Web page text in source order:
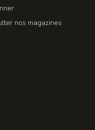
nos magazines